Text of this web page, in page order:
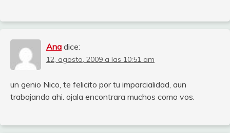
Ana dice:
12, agosto, 2009 a las 10:51 am
un genio Nico, te felicito por tu imparcialidad, aun
trabajando ahi. ojala encontrara muchos como vos.